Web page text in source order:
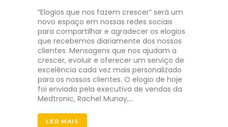
“Elogios que nos fazem crescer” será um
novo espaço em nossas redes sociais
para compartilhar e agradecer os elogios
que recebemos diariamente dos nossos
clientes. Mensagens que nos ajudam a
crescer, evoluir e oferecer um serviço de
excelência cada vez mais personalizado
para os nossos clientes. O elogio de hoje
foi enviada pela executiva de vendas da
Medtronic, Rachel Munay,…
LER MAIS